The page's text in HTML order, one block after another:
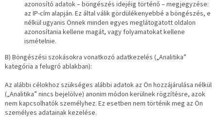
azonosító adatok – böngészés idejéig történő – megjegyzése:
az IP-cím alapján. Ez által válik gördülékenyebbé a böngészés, e
nélkül ugyanis Önnek minden egyes meglátogatott oldalon
azonosítania kellene magát, vagy folyamatokat kellene
ismételnie.
B) Böngészési szokásokra vonatkozó adatkezelés („Analitika”
kategória a felugró ablakban):
Az alábbi célokhoz szükséges alábbi adatok az Ön hozzájárulása nélkül
(„Analitika” nincs bejelölve) anonim módon kerülnek rögzítésre, azok
nem kapcsolhatók személyhez. Ez esetben nem történik meg az Ön
személyes adatainak kezelése.